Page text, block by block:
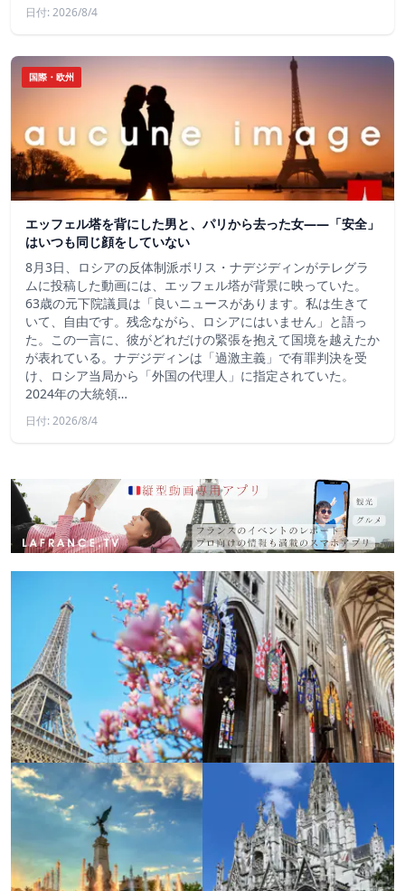
日付: 2026/8/4
国際・欧州
エッフェル塔を背にした男と、パリから去った女——「安全」
はいつも同じ顔をしていない
8月3日、ロシアの反体制派ボリス・ナデジディンがテレグラ
ムに投稿した動画には、エッフェル塔が背景に映っていた。
63歳の元下院議員は「良いニュースがあります。私は生きて
いて、自由です。残念ながら、ロシアにはいません」と語っ
た。この一言に、彼がどれだけの緊張を抱えて国境を越えたか
が表れている。ナデジディンは「過激主義」で有罪判決を受
け、ロシア当局から「外国の代理人」に指定されていた。
2024年の大統領…
日付: 2026/8/4